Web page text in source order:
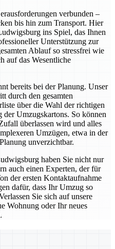
verbunden –
bis hin zum Transport. Hier
ins Spiel, das Ihnen
Unterstützung zur
Ablauf so stressfrei wie
auf das Wesentliche
bereits bei der Planung. Unser
durch den gesamten
über die Wahl der richtigen
Umzugskartons. So können
überlassen wird und alles
Umzügen, etwa in der
unverzichtbar.
haben Sie nicht nur
auch einen Experten, der für
der ersten Kontaktaufnahme
dafür, dass Ihr Umzug so
Sie sich auf unsere
Wohnung oder Ihr neues